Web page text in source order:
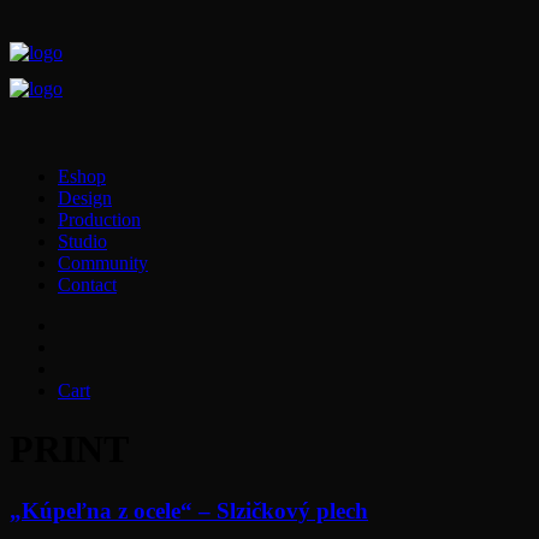
Eshop
Design
Production
Studio
Community
Contact
Cart
„Kúpeľna z ocele“ – Slzičkový plech